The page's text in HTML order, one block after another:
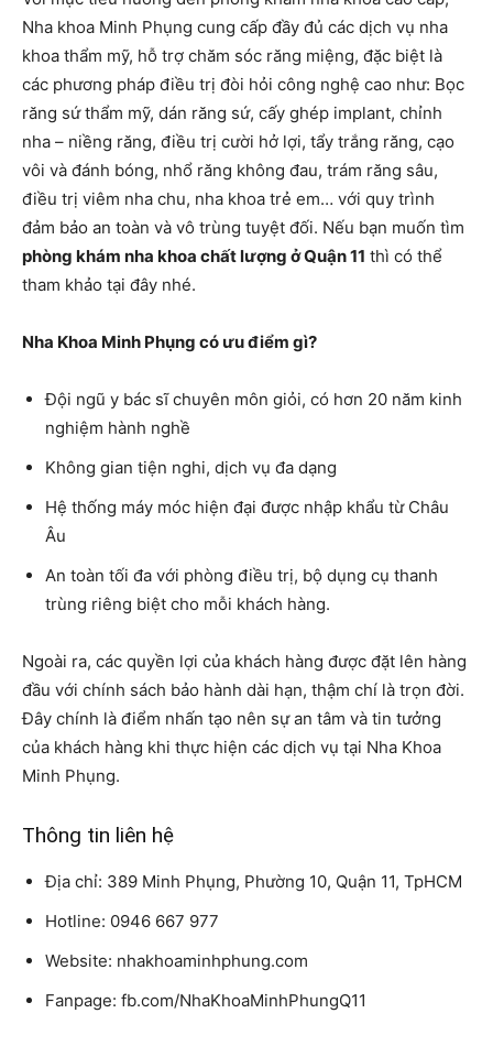
Nha khoa Minh Phụng cung cấp đầy đủ các dịch vụ nha
khoa thẩm mỹ, hỗ trợ chăm sóc răng miệng, đặc biệt là
các phương pháp điều trị đòi hỏi công nghệ cao như: Bọc
răng sứ thẩm mỹ, dán răng sứ, cấy ghép implant, chỉnh
nha – niềng răng, điều trị cười hở lợi, tẩy trắng răng, cạo
vôi và đánh bóng, nhổ răng không đau, trám răng sâu,
điều trị viêm nha chu, nha khoa trẻ em… với quy trình
đảm bảo an toàn và vô trùng tuyệt đối. Nếu bạn muốn tìm
phòng khám nha khoa chất lượng ở Quận 11 thì có thể
tham khảo tại đây nhé.
Nha Khoa Minh Phụng có ưu điểm gì?
Đội ngũ y bác sĩ chuyên môn giỏi, có hơn 20 năm kinh
nghiệm hành nghề
Không gian tiện nghi, dịch vụ đa dạng
Hệ thống máy móc hiện đại được nhập khẩu từ Châu
Âu
An toàn tối đa với phòng điều trị, bộ dụng cụ thanh
trùng riêng biệt cho mỗi khách hàng.
Ngoài ra, các quyền lợi của khách hàng được đặt lên hàng
đầu với chính sách bảo hành dài hạn, thậm chí là trọn đời.
Đây chính là điểm nhấn tạo nên sự an tâm và tin tưởng
của khách hàng khi thực hiện các dịch vụ tại Nha Khoa
Minh Phụng.
Thông tin liên hệ
Địa chỉ: 389 Minh Phụng, Phường 10, Quận 11, TpHCM
Hotline: 0946 667 977
Website: nhakhoaminhphung.com
Fanpage: fb.com/NhaKhoaMinhPhungQ11